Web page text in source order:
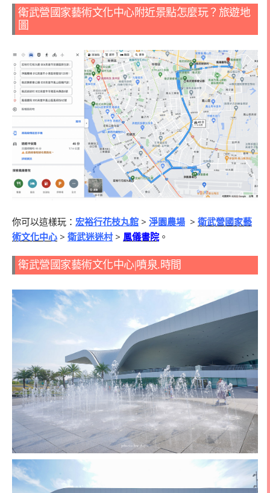
衛武營國家藝術文化中心附近景點怎麼玩？旅遊地
圖
你可以這樣玩： 宏裕行花枝丸館 > 淨園農場 > 衛武營國家藝
術文化中心 > 衛武迷迷村 > 鳳儀書院 。
衛武營國家藝術文化中心|噴泉.時間